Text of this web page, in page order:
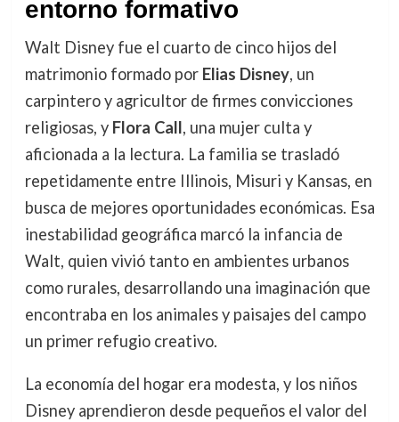
entorno formativo
Walt Disney fue el cuarto de cinco hijos del
matrimonio formado por Elias Disney, un
carpintero y agricultor de firmes convicciones
religiosas, y Flora Call, una mujer culta y
aficionada a la lectura. La familia se trasladó
repetidamente entre Illinois, Misuri y Kansas, en
busca de mejores oportunidades económicas. Esa
inestabilidad geográfica marcó la infancia de
Walt, quien vivió tanto en ambientes urbanos
como rurales, desarrollando una imaginación que
encontraba en los animales y paisajes del campo
un primer refugio creativo.
La economía del hogar era modesta, y los niños
Disney aprendieron desde pequeños el valor del